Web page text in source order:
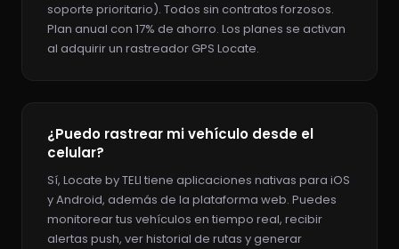
soporte prioritario). Todos sin contratos forzosos.
Plan anual con 17% de ahorro. Los planes se activan
al adquirir un rastreador GPS Locate.
¿Puedo rastrear mi vehículo desde el
celular?
Sí, Locate by TELI tiene aplicaciones nativas para iOS
y Android, además de la plataforma web. Puedes
monitorear tus vehículos en tiempo real, recibir
alertas push, ver historial de rutas y generar